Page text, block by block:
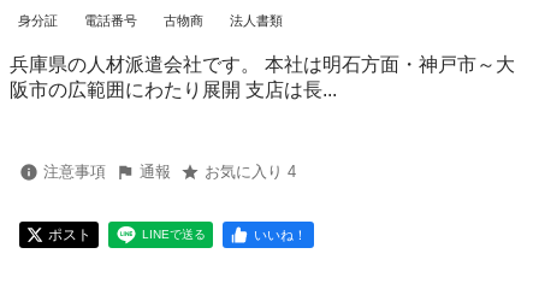
身分証 電話番号 古物商 法人書類
兵庫県の人材派遣会社です。 本社は明石方面・神戸市～大
阪市の広範囲にわたり展開 支店は長...
注意事項 通報 お気に入り 4
ポスト LINEで送る いいね！